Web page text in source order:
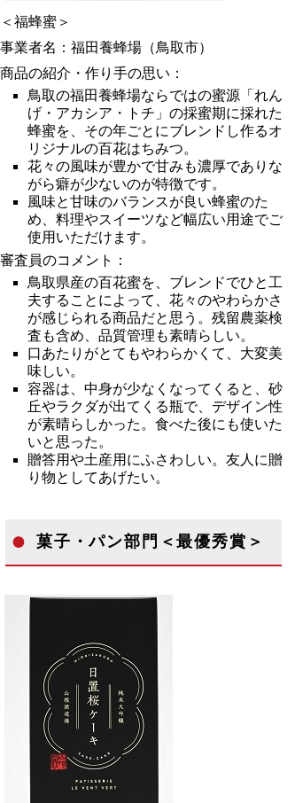
＜福蜂蜜＞
事業者名：福田養蜂場（鳥取市）
商品の紹介・作り手の思い：
鳥取の福田養蜂場ならではの蜜源「れん
げ・アカシア・トチ」の採蜜期に採れた
蜂蜜を、その年ごとにブレンドし作るオ
リジナルの百花はちみつ。
花々の風味が豊かで甘みも濃厚でありな
がら癖が少ないのが特徴です。
風味と甘味のバランスが良い蜂蜜のた
め、料理やスイーツなど幅広い用途でご
使用いただけます。
審査員のコメント：
鳥取県産の百花蜜を、ブレンドでひと工
夫することによって、花々のやわらかさ
が感じられる商品だと思う。残留農薬検
査も含め、品質管理も素晴らしい。
口あたりがとてもやわらかくて、大変美
味しい。
容器は、中身が少なくなってくると、砂
丘やラクダが出てくる瓶で、デザイン性
が素晴らしかった。食べた後にも使いた
いと思った。
贈答用や土産用にふさわしい。友人に贈
り物としてあげたい。
菓子・パン部門＜最優秀賞＞